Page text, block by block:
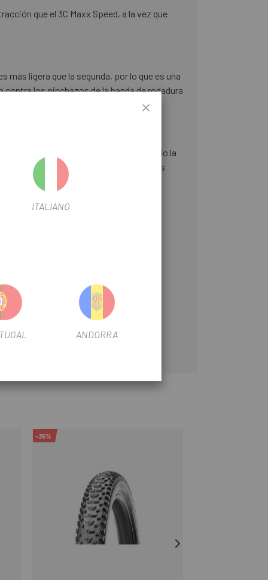
que el 3C Maxx Speed, a la vez que
más ligera que la segunda, por lo que es una
los pinchazos de la banda de rodadura
a presiones inferiores mejorando la
existe cámara. Los neumáticos Maxxis
-35%
ITALIANO
ANDORRA